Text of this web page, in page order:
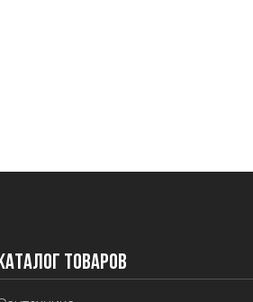
Каталог товаров